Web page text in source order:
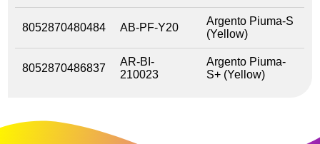
8052870480484 AB-PF-Y20
Argento Piuma-S
(Yellow)
8052870486837
AR-BI-
210023
Argento Piuma-
S+ (Yellow)